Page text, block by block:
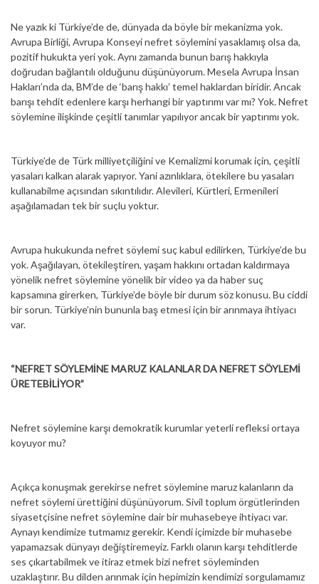
Ne yazık ki Türkiye’de de, dünyada da böyle bir mekanizma yok.
Avrupa Birliği, Avrupa Konseyi nefret söylemini yasaklamış olsa da,
pozitif hukukta yeri yok. Aynı zamanda bunun barış hakkıyla
doğrudan bağlantılı olduğunu düşünüyorum. Mesela Avrupa İnsan
Hakları’nda da, BM’de de ‘barış hakkı’ temel haklardan biridir. Ancak
barışı tehdit edenlere karşı herhangi bir yaptırımı var mı? Yok. Nefret
söylemine ilişkinde çeşitli tanımlar yapılıyor ancak bir yaptırımı yok.
Türkiye’de de Türk milliyetçiliğini ve Kemalizmi korumak için, çeşitli
yasaları kalkan alarak yapıyor. Yani azınlıklara, ötekilere bu yasaları
kullanabilme açısından sıkıntılıdır. Alevileri, Kürtleri, Ermenileri
aşağılamadan tek bir suçlu yoktur.
Avrupa hukukunda nefret söylemi suç kabul edilirken, Türkiye’de bu
yok. Aşağılayan, ötekileştiren, yaşam hakkını ortadan kaldırmaya
yönelik nefret söylemine yönelik bir video ya da haber suç
kapsamına girerken, Türkiye’de böyle bir durum söz konusu. Bu ciddi
bir sorun. Türkiye’nin bununla baş etmesi için bir arınmaya ihtiyacı
var.
“NEFRET SÖYLEMİNE MARUZ KALANLAR DA NEFRET SÖYLEMİ
ÜRETEBİLİYOR”
Nefret söylemine karşı demokratik kurumlar yeterli refleksi ortaya
koyuyor mu?
Açıkça konuşmak gerekirse nefret söylemine maruz kalanların da
nefret söylemi ürettiğini düşünüyorum. Sivil toplum örgütlerinden
siyasetçisine nefret söylemine dair bir muhasebeye ihtiyacı var.
Aynayı kendimize tutmamız gerekir. Kendi içimizde bir muhasebe
yapamazsak dünyayı değiştiremeyiz. Farklı olanın karşı tehditlerde
ses çıkartabilmek ve itiraz etmek bizi nefret söyleminden
uzaklaştırır. Bu dilden arınmak için hepimizin kendimizi sorgulamamız